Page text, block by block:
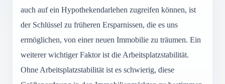
auch auf ein Hypothekendarlehen zugreifen können, ist
der Schlüssel zu früheren Ersparnissen, die es uns
ermöglichen, von einer neuen Immobilie zu träumen. Ein
weiterer wichtiger Faktor ist die Arbeitsplatzstabilität.
Ohne Arbeitsplatzstabilität ist es schwierig, diese